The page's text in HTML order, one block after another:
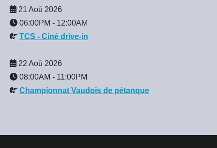
21 Aoû 2026
06:00PM - 12:00AM
TCS - Ciné drive-in
22 Aoû 2026
08:00AM - 11:00PM
Championnat Vaudois de pétanque